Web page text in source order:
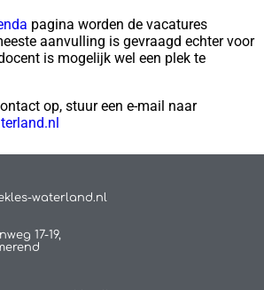
pagina worden de vacatures
aanvulling is gevraagd echter voor
is mogelijk wel een plek te
op, stuur een e-mail naar
waterland.nl
17-19,